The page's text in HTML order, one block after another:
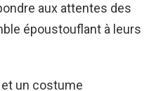
aux attentes des
époustouflant à leurs
un costume